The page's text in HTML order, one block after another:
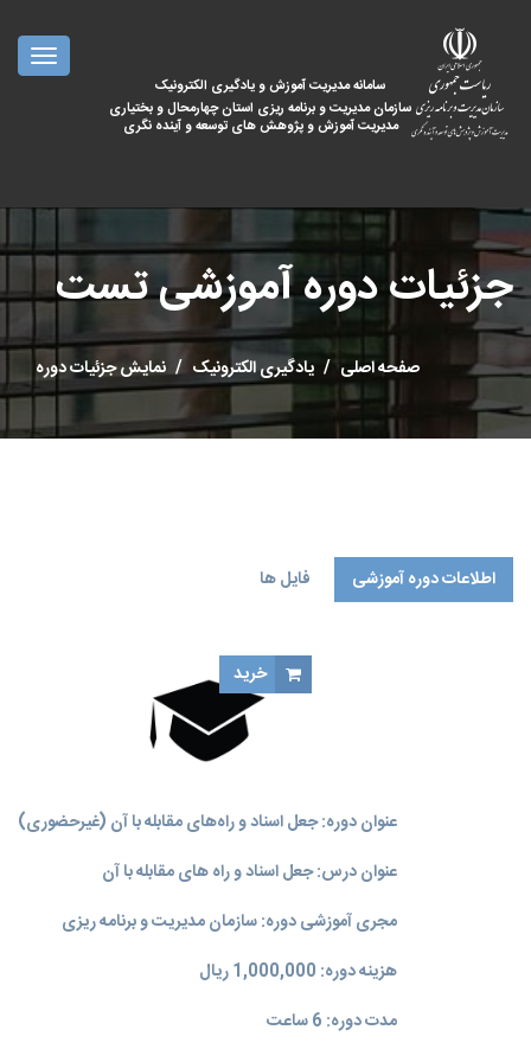
سامانه مدیریت آموزش و یادگیری الکترونیک
سازمان مدیریت و برنامه ریزی استان چهارمحال و بختیاری
مدیریت آموزش و پژوهش های توسعه و آینده نگری
جزئیات دوره آموزشی تست
صفحه اصلی یادگیری الکترونیک نمایش جزئیات دوره
اطلاعات دوره آموزشی فایل ها
عنوان دوره: جعل اسناد و راه‌های مقابله با آن (غیرحضوری)
عنوان درس: جعل اسناد و راه های مقابله با آن
مجری آموزشی دوره: سازمان مدیریت و برنامه‌ ریزی
هزینه دوره: 1,000,000 ریال
مدت دوره: 6 ساعت
خرید